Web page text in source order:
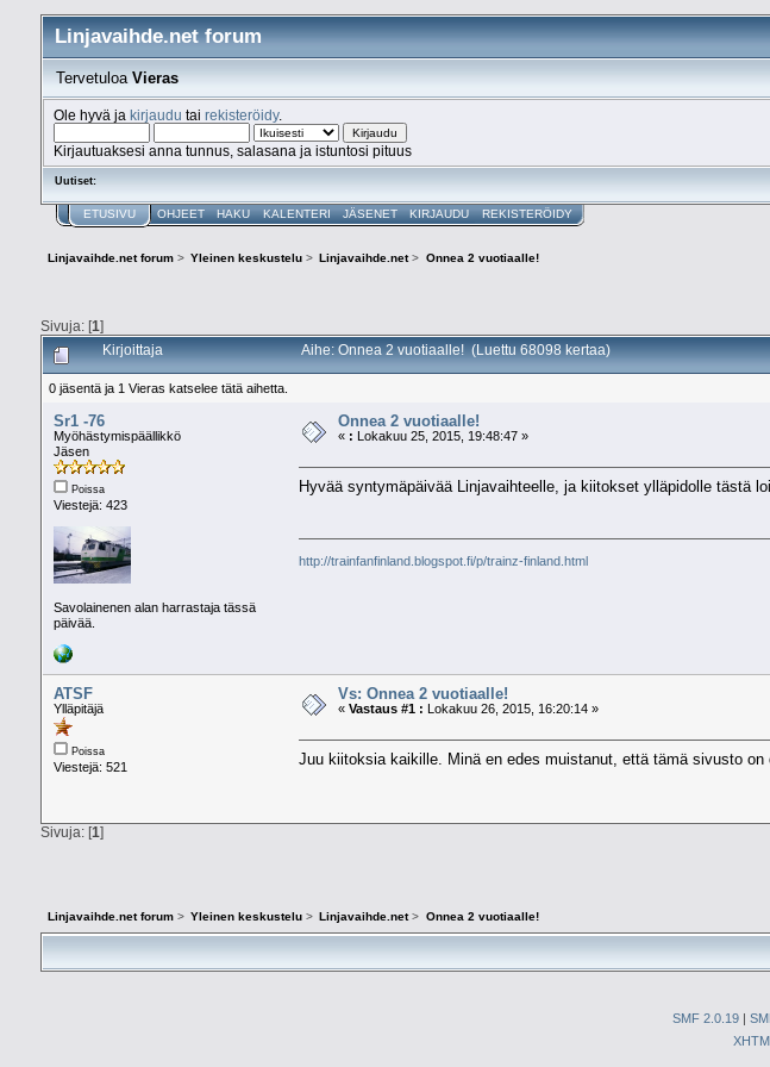
Linjavaihde.net forum
TervetuloaVieras
Ole hyvä ja kirjaudu tai rekisteröidy.
Kirjautuaksesi anna tunnus, salasana ja istuntosi pituus
Uutiset:
ETUSIVU OHJEET HAKU KALENTERI JÄSENET KIRJAUDU REKISTERÖIDY
Linjavaihde.net forum > Yleinen keskustelu > Linjavaihde.net> Onnea 2 vuotiaalle!
Sivuja: [1]
Kirjoittaja Aihe: Onnea 2 vuotiaalle! (Luettu 68098 kertaa)
0 jäsentä ja 1 Vieras katselee tätä aihetta.
Sr1 -76
Myöhästymispäällikkö
Jäsen
Poissa
Viestejä: 423
Savolainenen alan harrastaja tässä
päivää.
Onnea 2 vuotiaalle!
« : Lokakuu 25, 2015, 19:48:47 »
Hyvää syntymäpäivää Linjavaihteelle, ja kiitokset ylläpidolle tästä
http://trainfanfinland.blogspot.fi/p/trainz-finland.html
ATSF
Ylläpitäjä
Poissa
Viestejä: 521
Vs: Onnea 2 vuotiaalle!
« Vastaus #1 : Lokakuu 26, 2015, 16:20:14 »
Juu kiitoksia kaikille. Minä en edes muistanut, että tämä sivusto on
Sivuja: [1]
Linjavaihde.net forum > Yleinen keskustelu > Linjavaihde.net> Onnea 2 vuotiaalle!
SMF 2.0.19|